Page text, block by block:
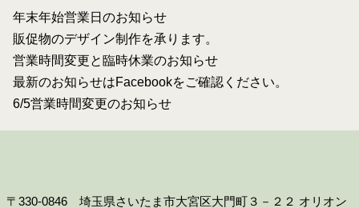
年末年始営業日のお知らせ
販促物のデザイン制作を承ります。
営業時間変更と臨時休業のお知らせ
最新のお知らせはFacebookをご確認ください。
6/5営業時間変更のお知らせ
〒330-0846 埼玉県さいたま市大宮区大門町３－２２ オリオン